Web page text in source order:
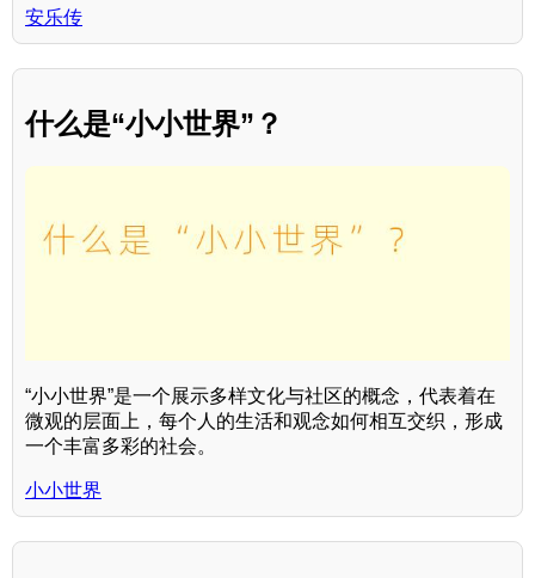
安乐传
什么是“小小世界”？
“小小世界”是一个展示多样文化与社区的概念，代表着在
微观的层面上，每个人的生活和观念如何相互交织，形成
一个丰富多彩的社会。
小小世界